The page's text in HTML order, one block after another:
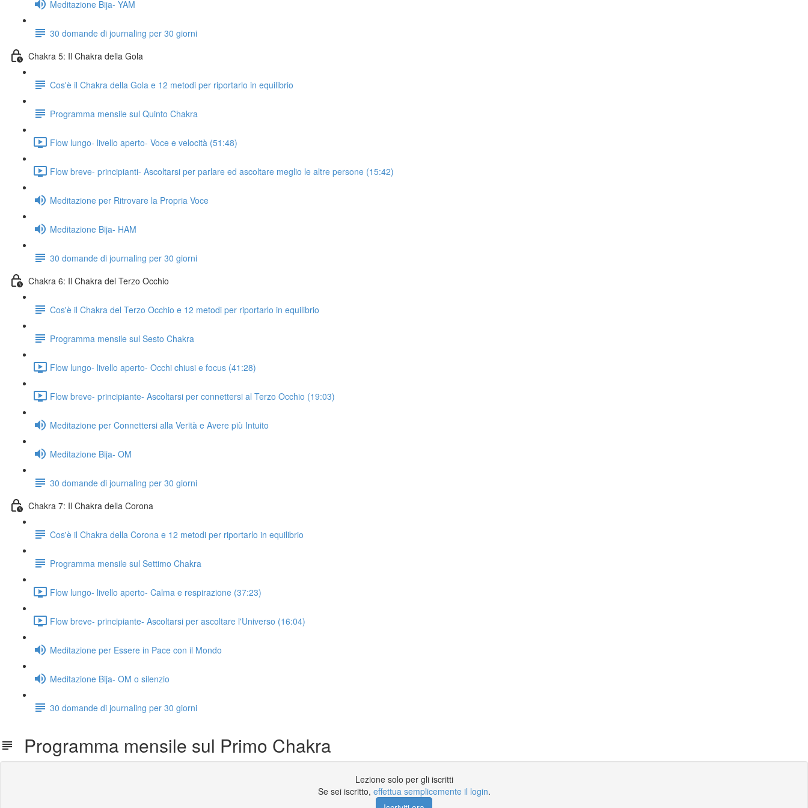
Meditazione Bija- YAM
30 domande di journaling per 30 giorni
Chakra 5: Il Chakra della Gola
Cos'è il Chakra della Gola e 12 metodi per riportarlo in equilibrio
Programma mensile sul Quinto Chakra
Flow lungo- livello aperto- Voce e velocità (51:48)
Flow breve- principianti- Ascoltarsi per parlare ed ascoltare meglio le altre persone (15:42)
Meditazione per Ritrovare la Propria Voce
Meditazione Bija- HAM
30 domande di journaling per 30 giorni
Chakra 6: Il Chakra del Terzo Occhio
Cos'è il Chakra del Terzo Occhio e 12 metodi per riportarlo in equilibrio
Programma mensile sul Sesto Chakra
Flow lungo- livello aperto- Occhi chiusi e focus (41:28)
Flow breve- principiante- Ascoltarsi per connettersi al Terzo Occhio (19:03)
Meditazione per Connettersi alla Verità e Avere più Intuito
Meditazione Bija- OM
30 domande di journaling per 30 giorni
Chakra 7: Il Chakra della Corona
Cos'è il Chakra della Corona e 12 metodi per riportarlo in equilibrio
Programma mensile sul Settimo Chakra
Flow lungo- livello aperto- Calma e respirazione (37:23)
Flow breve- principiante- Ascoltarsi per ascoltare l'Universo (16:04)
Meditazione per Essere in Pace con il Mondo
Meditazione Bija- OM o silenzio
30 domande di journaling per 30 giorni
Programma mensile sul Primo Chakra
Lezione solo per gli iscritti
Se sei iscritto, effettua semplicemente il login.